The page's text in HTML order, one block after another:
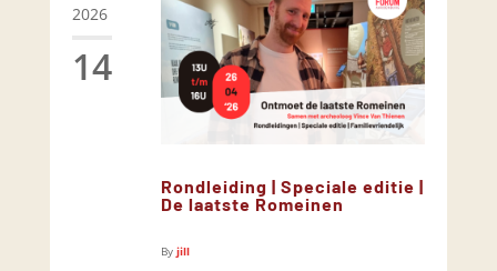
2026
14
Rondleiding | Speciale editie |
De laatste Romeinen
By jill